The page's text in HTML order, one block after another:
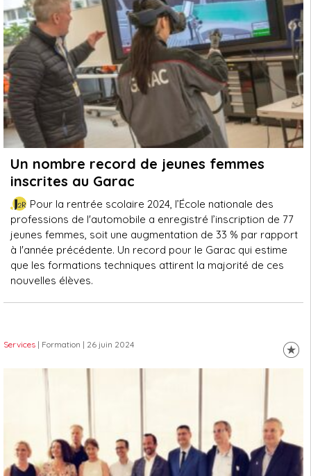
Un nombre record de jeunes femmes
inscrites au Garac
Pour la rentrée scolaire 2024, l’École nationale des
professions de l'automobile a enregistré l’inscription de 77
jeunes femmes, soit une augmentation de 33 % par rapport
à l'année précédente. Un record pour le Garac qui estime
que les formations techniques attirent la majorité de ces
nouvelles élèves.
Services | Formation | 26 juin 2024